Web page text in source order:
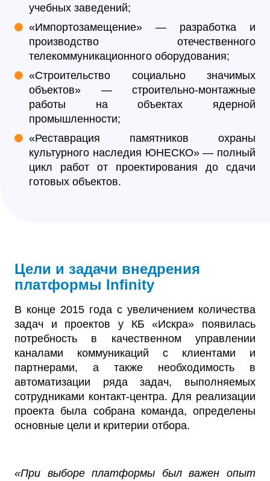
учебных заведений;
«Импортозамещение» — разработка и
производство отечественного
телекоммуникационного оборудования;
«Строительство социально значимых
объектов» — строительно-монтажные
работы на объектах ядерной
промышленности;
«Реставрация памятников охраны
культурного наследия ЮНЕСКО» — полный
цикл работ от проектирования до сдачи
готовых объектов.
Цели и задачи внедрения
платформы Infinity
В конце 2015 года с увеличением количества
задач и проектов у КБ «Искра» появилась
потребность в качественном управлении
каналами коммуникаций с клиентами и
партнерами, а также необходимость в
автоматизации ряда задач, выполняемых
сотрудниками контакт-центра. Для реализации
проекта была собрана команда, определены
основные цели и критерии отбора.
«При выборе платформы был важен опыт